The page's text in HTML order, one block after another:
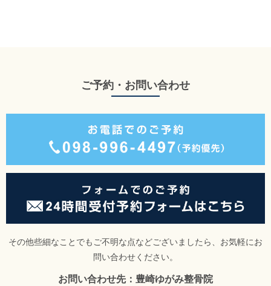
ご予約・お問い合わせ
その他些細なことでもご不明な点などございましたら、お気軽にお
問い合わせください。
お問い合わせ先：豊崎ゆがみ整骨院